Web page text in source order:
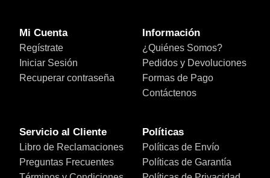
Mi Cuenta
Regístrate
Iniciar Sesión
Recuperar contraseña
Información
¿Quiénes Somos?
Pedidos y Devoluciones
Formas de Pago
Contáctenos
Servicio al Cliente
Libro de Reclamaciones
Preguntas Frecuentes
Políticas
Políticas de Envío
Políticas de Garantía